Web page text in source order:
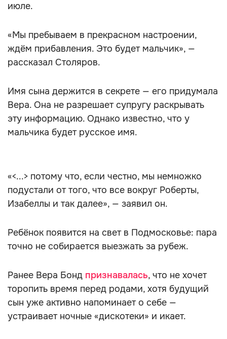
июле.
«Мы пребываем в прекрасном настроении,
ждём прибавления. Это будет мальчик», —
рассказал Столяров.
Имя сына держится в секрете — его придумала
Вера. Она не разрешает супругу раскрывать
эту информацию. Однако известно, что у
мальчика будет русское имя.
«<...> потому что, если честно, мы немножко
подустали от того, что все вокруг Роберты,
Изабеллы и так далее», — заявил он.
Ребёнок появится на свет в Подмосковье: пара
точно не собирается выезжать за рубеж.
Ранее Вера Бонд признавалась, что не хочет
торопить время перед родами, хотя будущий
сын уже активно напоминает о себе —
устраивает ночные «дискотеки» и икает.